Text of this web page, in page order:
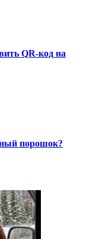
QR-код на
порошок?